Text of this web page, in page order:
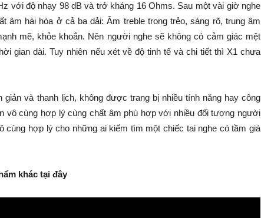
với độ nhạy 98 dB và trở kháng 16 Ohms. Sau một vài giờ nghe
âm hài hòa ở cả ba dải: Âm treble trong trẻo, sáng rõ, trung âm
mẽ, khỏe khoắn. Nên người nghe sẽ không có cảm giác mệt
gian dài. Tuy nhiên nếu xét về độ tinh tế và chi tiết thì X1 chưa
giản và thanh lịch, không được trang bị nhiều tính năng hay công
vô cùng hợp lý cùng chất âm phù hợp với nhiều đối tượng người
cùng hợp lý cho những ai kiếm tìm một chiếc tai nghe có tầm giá
khác tại đây